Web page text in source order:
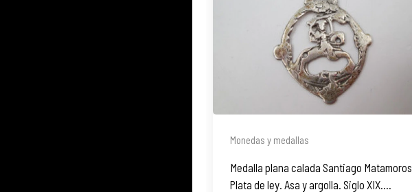
Monedas y medallas
Medalla plana calada Santiago Matamoros.
Plata de ley. Asa y argolla. Siglo XIX.